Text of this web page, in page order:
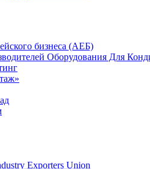
бизнеса (АЕБ)
Оборудования Для
Exporters Union